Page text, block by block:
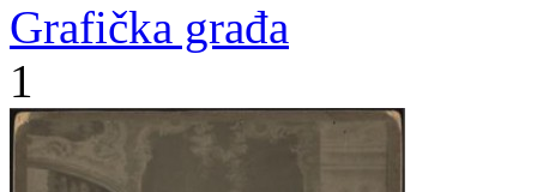
Grafička građa
1